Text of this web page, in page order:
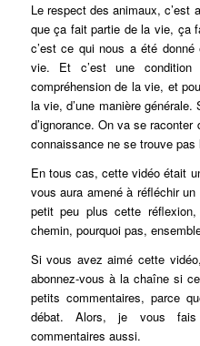
Le respect des animaux, c’est
que ça fait partie de la vie, ça
c’est ce qui nous a été
vie. Et c’est une condition
compréhension de la vie, et
la vie, d’une manière
d’ignorance. On va se
connaissance ne se trouve pas
En tous cas, cette vidéo était
vous aura amené à réfléchir
petit peu plus cette
chemin, pourquoi pas,
Si vous avez aimé cette
abonnez-vous à la chaîne si
petits commentaires, parce
débat. Alors, je vous
commentaires aussi.